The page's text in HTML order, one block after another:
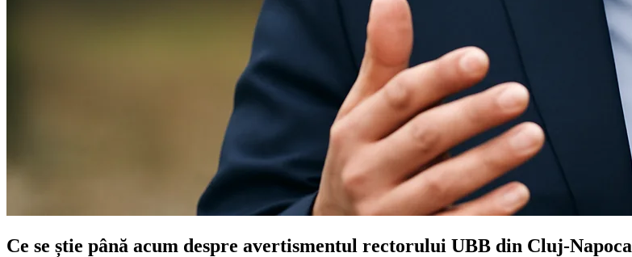
Ce se știe până acum despre avertismentul rectorului UBB din Cluj-Napoca